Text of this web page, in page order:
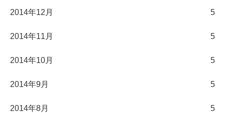
2014年12月 5
2014年11月 5
2014年10月 5
2014年9月 5
2014年8月 5